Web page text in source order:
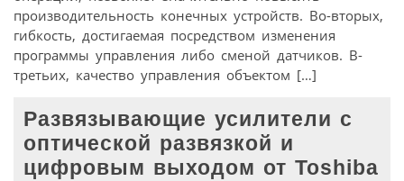
производительность конечных устройств. Во-вторых,
гибкость, достигаемая посредством изменения
программы управления либо сменой датчиков. В-
третьих, качество управления объектом […]
Развязывающие усилители с
оптической развязкой и
цифровым выходом от Toshiba